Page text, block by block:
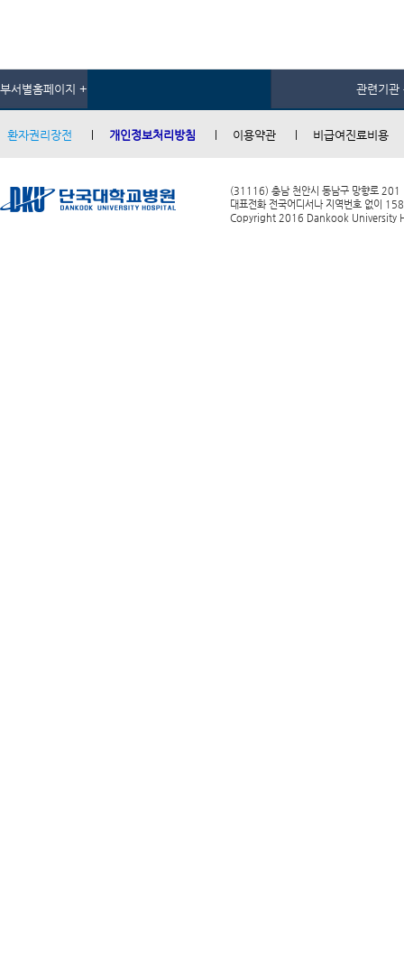
부서별홈페이지 + 관련기관
환자권리장전 개인정보처리방침 이용약관 비급여진료비용
(31116) 충남 천안시 동남구 망향로 201
대표전화 전국어디서나 지역번호 없이
Copyright 2016 Dankook University